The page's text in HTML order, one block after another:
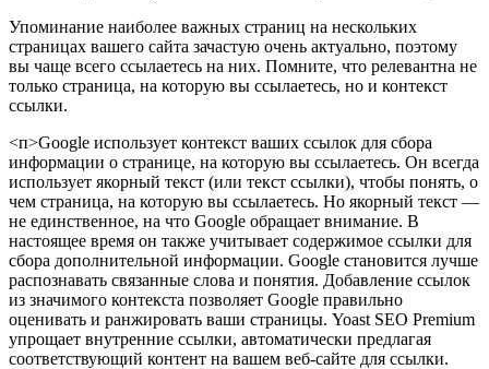
Упоминание наиболее важных страниц на нескольких
страницах вашего сайта зачастую очень актуально, поэтому
вы чаще всего ссылаетесь на них. Помните, что релевантна не
только страница, на которую вы ссылаетесь, но и контекст
ссылки.
<п>Google использует контекст ваших ссылок для сбора
информации о странице, на которую вы ссылаетесь. Он всегда
использует якорный текст (или текст ссылки), чтобы понять, о
чем страница, на которую вы ссылаетесь. Но якорный текст —
не единственное, на что Google обращает внимание. В
настоящее время он также учитывает содержимое ссылки для
сбора дополнительной информации. Google становится лучше
распознавать связанные слова и понятия. Добавление ссылок
из значимого контекста позволяет Google правильно
оценивать и ранжировать ваши страницы. Yoast SEO Premium
упрощает внутренние ссылки, автоматически предлагая
соответствующий контент на вашем веб-сайте для ссылки.